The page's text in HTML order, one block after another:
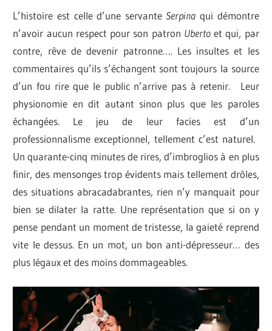
L’histoire est celle d’une servanteSerpina qui démontre
n’avoir aucun respect pour son patron Ubertoet qui, par
contre, rêve de devenir patronne…. Les insultes et les
commentaires qu’ils s’échangent sont toujours la source
d’un fou rire que le public n’arrive pas à retenir. Leur
physionomie en dit autant sinon plus que les paroles
échangées. Le jeu de leur facies est d’un
professionnalisme exceptionnel, tellement c’est naturel.
Un quarante-cinq minutes de rires, d’imbroglios à en plus
finir, des mensonges trop évidents mais tellement drôles,
des situations abracadabrantes, rien n’y manquait pour
bien se dilater la ratte. Une représentation que si on y
pense pendant un moment de tristesse, la gaieté reprend
vite le dessus. En un mot, un bon anti-dépresseur… des
plus légaux et des moins dommageables.